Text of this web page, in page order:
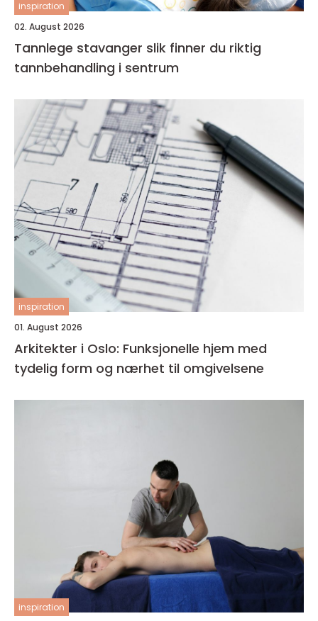
inspiration
02. August 2026
Tannlege stavanger slik finner du riktig
tannbehandling i sentrum
inspiration
01. August 2026
Arkitekter i Oslo: Funksjonelle hjem med
tydelig form og nærhet til omgivelsene
inspiration